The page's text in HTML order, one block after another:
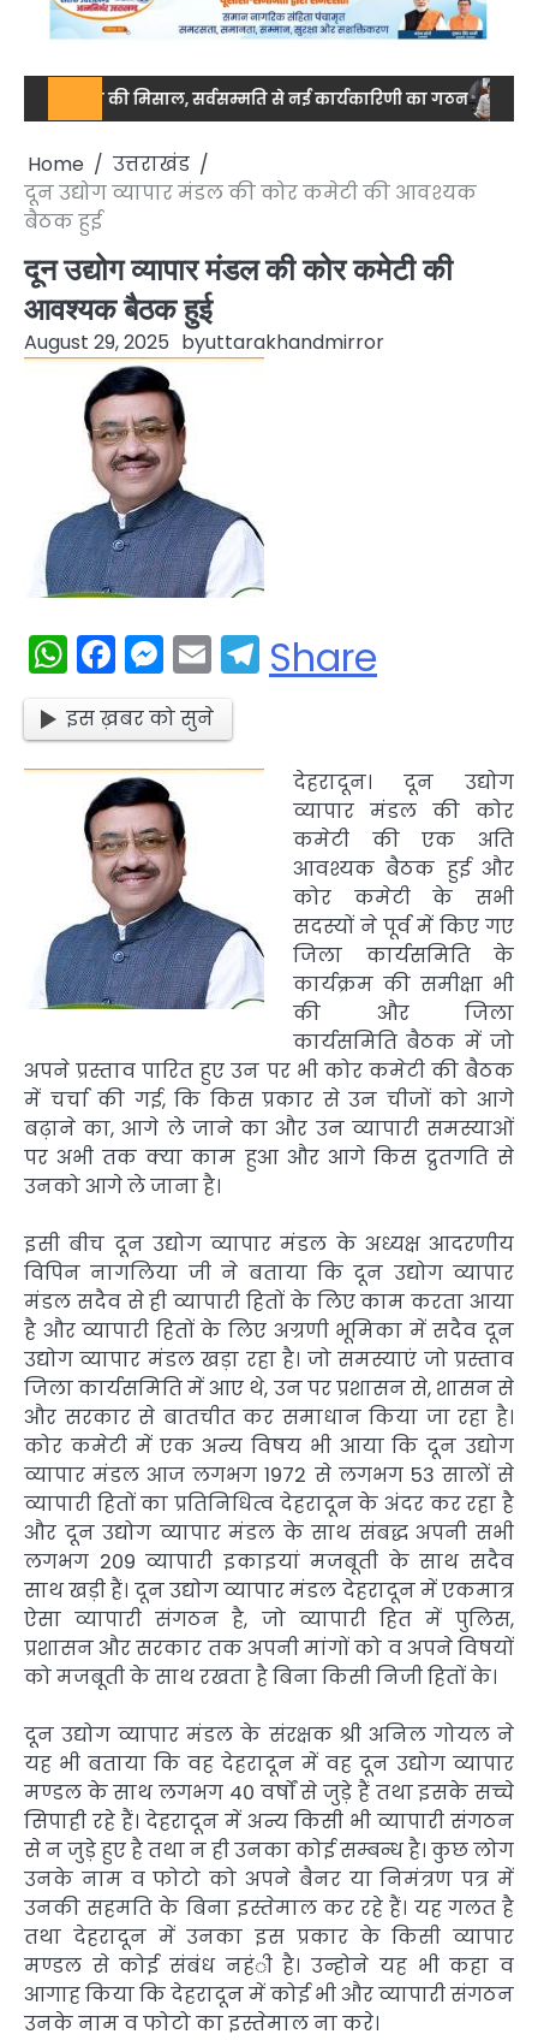
की मिसाल, सर्वसम्मति से नई कार्यकारिणी का गठन नेशनल स्तर
Home
उत्तराखंड
दून उद्योग व्यापार मंडल की कोर कमेटी की आवश्यक
बैठक हुई
दून उद्योग व्यापार मंडल की कोर कमेटी की
आवश्यक बैठक हुई
August 29, 2025 byuttarakhandmirror
WhatsApp
Facebook
Messenger
EmailTelegram
Share
इस ख़बर को सुने
देहरादून। दून उद्योग
व्यापार मंडल की कोर
कमेटी की एक अति
आवश्यक बैठक हुई और
कोर कमेटी के सभी
सदस्यों ने पूर्व में किए गए
जिला कार्यसमिति के
कार्यक्रम की समीक्षा भी
की और जिला
कार्यसमिति बैठक में जो
अपने प्रस्ताव पारित हुए उन पर भी कोर कमेटी की बैठक
में चर्चा की गई, कि किस प्रकार से उन चीजों को आगे
बढ़ाने का, आगे ले जाने का और उन व्यापारी समस्याओं
पर अभी तक क्या काम हुआ और आगे किस द्रुतगति से
उनको आगे ले जाना है।
इसी बीच दून उद्योग व्यापार मंडल के अध्यक्ष आदरणीय
विपिन नागलिया जी ने बताया कि दून उद्योग व्यापार
मंडल सदैव से ही व्यापारी हितों के लिए काम करता आया
है और व्यापारी हितों के लिए अग्रणी भूमिका में सदैव दून
उद्योग व्यापार मंडल खड़ा रहा है। जो समस्याएं जो प्रस्ताव
जिला कार्यसमिति में आए थे, उन पर प्रशासन से, शासन से
और सरकार से बातचीत कर समाधान किया जा रहा है।
कोर कमेटी में एक अन्य विषय भी आया कि दून उद्योग
व्यापार मंडल आज लगभग 1972 से लगभग 53 सालों से
व्यापारी हितों का प्रतिनिधित्व देहरादून के अंदर कर रहा है
और दून उद्योग व्यापार मंडल के साथ संबद्ध अपनी सभी
लगभग 209 व्यापारी इकाइयां मजबूती के साथ सदैव
साथ खड़ी हैं। दून उद्योग व्यापार मंडल देहरादून में एकमात्र
ऐसा व्यापारी संगठन है, जो व्यापारी हित में पुलिस,
प्रशासन और सरकार तक अपनी मांगों को व अपने विषयों
को मजबूती के साथ रखता है बिना किसी निजी हितों के।
दून उद्योग व्यापार मंडल के संरक्षक श्री अनिल गोयल ने
यह भी बताया कि वह देहरादून में वह दून उद्योग व्यापार
मण्डल के साथ लगभग 40 वर्षों से जुड़े हैं तथा इसके सच्चे
सिपाही रहे हैं। देहरादून में अन्य किसी भी व्यापारी संगठन
से न जुड़े हुए है तथा न ही उनका कोई सम्बन्ध है। कुछ लोग
उनके नाम व फोटो को अपने बैनर या निमंत्रण पत्र में
उनकी सहमति के बिना इस्तेमाल कर रहे हैं। यह गलत है
तथा देहरादून में उनका इस प्रकार के किसी व्यापार
मण्डल से कोई संबंध नहंी है। उन्होने यह भी कहा व
आगाह किया कि देहरादून में कोई भी और व्यापारी संगठन
उनके नाम व फोटो का इस्तेमाल ना करे।